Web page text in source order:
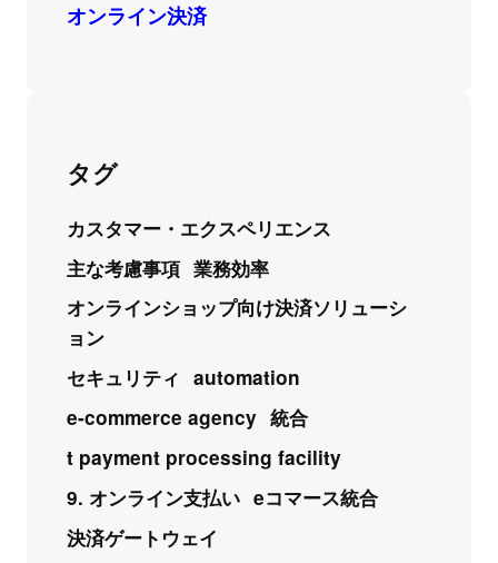
オンライン決済
タグ
カスタマー・エクスペリエンス
主な考慮事項 業務効率
オンラインショップ向け決済ソリューシ
ョン
セキュリティ automation
e-commerce agency 統合
t payment processing facility
9. オンライン支払い eコマース統合
決済ゲートウェイ